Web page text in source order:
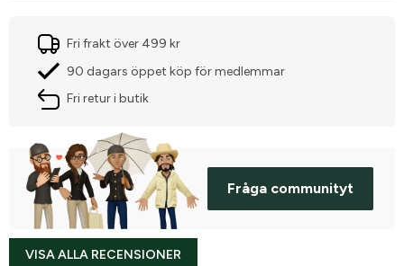
Fri frakt över 499 kr
90 dagars öppet köp för medlemmar
Fri retur i butik
Fråga communityt
VISA ALLA RECENSIONER